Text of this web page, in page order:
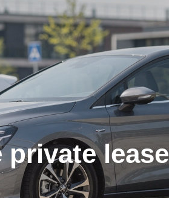
private lease